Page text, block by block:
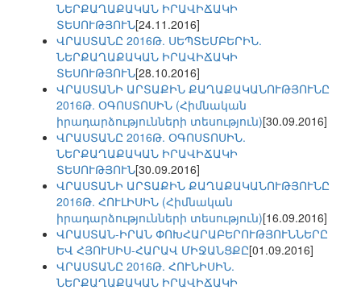
ՆԵՐՔԱՂԱՔԱԿԱՆ ԻՐԱՎԻՃԱԿԻ
ՏԵՍՈՒԹՅՈՒՆ[24.11.2016]
ՎՐԱՍՏԱՆԸ 2016Թ. ՍԵՊՏԵՄԲԵՐԻՆ.
ՆԵՐՔԱՂԱՔԱԿԱՆ ԻՐԱՎԻՃԱԿԻ
ՏԵՍՈՒԹՅՈՒՆ[28.10.2016]
ՎՐԱՍՏԱՆԻ ԱՐՏԱՔԻՆ ՔԱՂԱՔԱԿԱՆՈՒԹՅՈՒՆԸ
2016Թ. ՕԳՈՍՏՈՍԻՆ (Հիմնական
իրադարձությունների տեսություն)[30.09.2016]
ՎՐԱՍՏԱՆԸ 2016Թ. ՕԳՈՍՏՈՍԻՆ.
ՆԵՐՔԱՂԱՔԱԿԱՆ ԻՐԱՎԻՃԱԿԻ
ՏԵՍՈՒԹՅՈՒՆ[30.09.2016]
ՎՐԱՍՏԱՆԻ ԱՐՏԱՔԻՆ ՔԱՂԱՔԱԿԱՆՈՒԹՅՈՒՆԸ
2016Թ. ՀՈՒԼԻՍԻՆ (Հիմնական
իրադարձությունների տեսություն)[16.09.2016]
ՎՐԱՍՏԱՆ-ԻՐԱՆ ՓՈԽՀԱՐԱԲԵՐՈՒԹՅՈՒՆՆԵՐԸ
ԵՎ ՀՅՈՒՍԻՍ-ՀԱՐԱՎ ՄԻՋԱՆՑՔԸ[01.09.2016]
ՎՐԱՍՏԱՆԸ 2016Թ. ՀՈՒՆԻՍԻՆ.
ՆԵՐՔԱՂԱՔԱԿԱՆ ԻՐԱՎԻՃԱԿԻ